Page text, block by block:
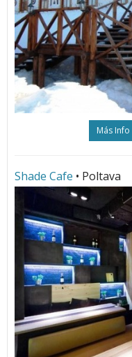
Más Info
Shade Cafe • Poltava